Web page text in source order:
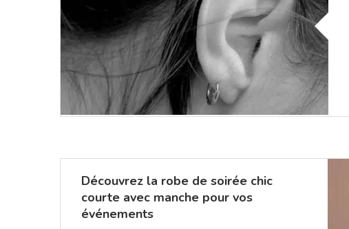
Découvrez la robe de soirée chic
courte avec manche pour vos
événements